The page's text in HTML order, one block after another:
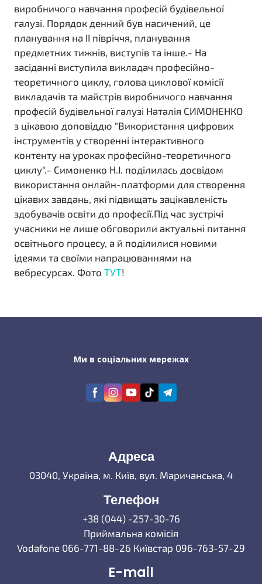
виробничого навчання професій будівельної
галузі. Порядок денний був насичений, це
планування на ІІ півріччя, планування
предметних тижнів, виступів та інше.- На
засіданні виступила викладач професійно-
теоретичного циклу, голова циклової комісії
викладачів та майстрів виробничого навчання
професій будівельної галузі Наталія СИМОНЕНКО
з цікавою доповіддю "Використання цифрових
інструментів у створенні інтерактивного
контенту на уроках професійно-теоретичного
циклу".- Симоненко Н.І. поділилась досвідом
використання онлайн-платформи для створення
цікавих завдань, які підвищать зацікавленість
здобувачів освіти до професії.Під час зустрічі
учасники не лише обговорили актуальні питання
освітнього процесу, а й поділилися новими
ідеями та своїми напрацюваннями на
вебресурсах. Фото ТУТ!
Ми в соціальних мережах
Адреса
03040, Україна, м. Київ, вул. Маричанська, 4
Телефон
+38 (044) -257-30-76
Приймальна комісія
Vodafone 066-771-88-26 Київстар 096-763-57-29
E-mail